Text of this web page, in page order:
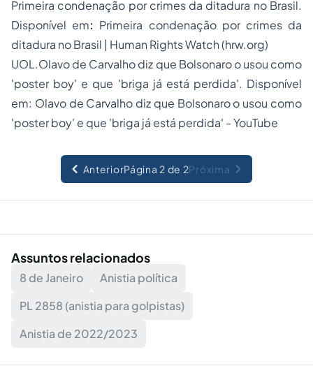
Primeira condenação por crimes da ditadura no Brasil.
Disponível em: Primeira condenação por crimes da
ditadura no Brasil | Human Rights Watch (hrw.org)
UOL.Olavo de Carvalho diz que Bolsonaro o usou como
'poster boy' e que 'briga já está perdida'. Disponível
em: Olavo de Carvalho diz que Bolsonaro o usou como
'poster boy' e que 'briga já está perdida' - YouTube
AnteriorPágina 2 de 2Próxima
Assuntos relacionados
8 de Janeiro
Anistia política
PL 2858 (anistia para golpistas)
Anistia de 2022/2023